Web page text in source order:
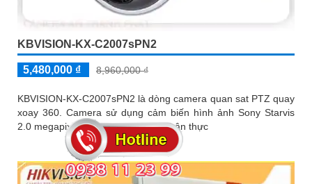
KBVISION-KX-C2007sPN2
5,480,000 ₫ 8,960,000 ₫
KBVISION-KX-C2007sPN2 là dòng camera quan sat PTZ quay
xoay 360. Camera sử dụng cảm biến hình ảnh Sony Starvis
2.0 megapixel,mang lại hình ảnh chân thực